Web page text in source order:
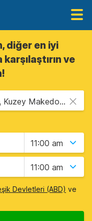
diğer en iyi
karşılaştırın ve
Üsküp Havalimanı (SKP), Üsküp, Kuzey Makedonya
11:00 am
11:00 am
Devletleri (ABD) ve